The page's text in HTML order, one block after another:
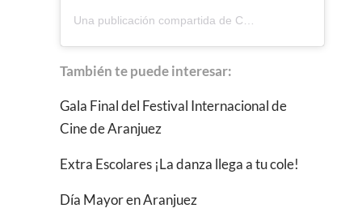
Una publicación compartida de Centro de Danza y Artes Escenicas Palmira (@palmira_escuela)
También te puede interesar:
Gala Final del Festival Internacional de
Cine de Aranjuez
Extra Escolares ¡La danza llega a tu cole!
Día Mayor en Aranjuez